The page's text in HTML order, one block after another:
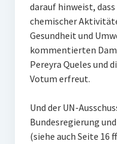
darauf hinweist,
chemischer
Gesundheit und
kommentierten
Pereyra Queles und
Votum erfreut.
Und der UN-
Bundesregierung
(siehe auch Seite 16